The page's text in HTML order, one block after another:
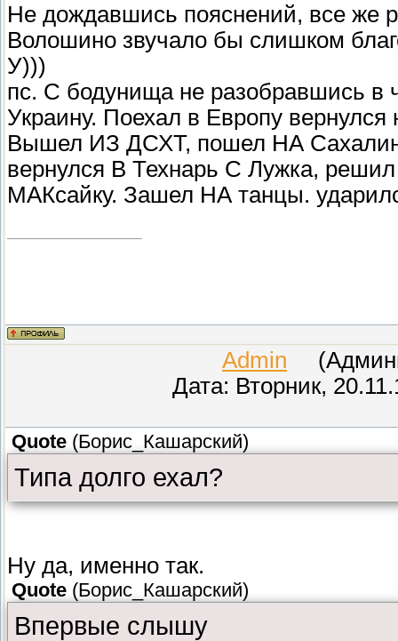
Не дождавшись пояснений, все же
Волошино звучало бы слишком
У)))
пс. С бодунища не разобравшись
Украину. Поехал в Европу вернулся
Вышел ИЗ ДСХТ, пошел НА Сахалин
вернулся В Технарь С Лужка,
МАКсайку. Зашел НА танцы.
Admin
Дата: Вторник,
Quote (Борис_Кашарский)
Типа долго ехал?
Ну да, именно так.
Quote (Борис_Кашарский)
Впервые слышу